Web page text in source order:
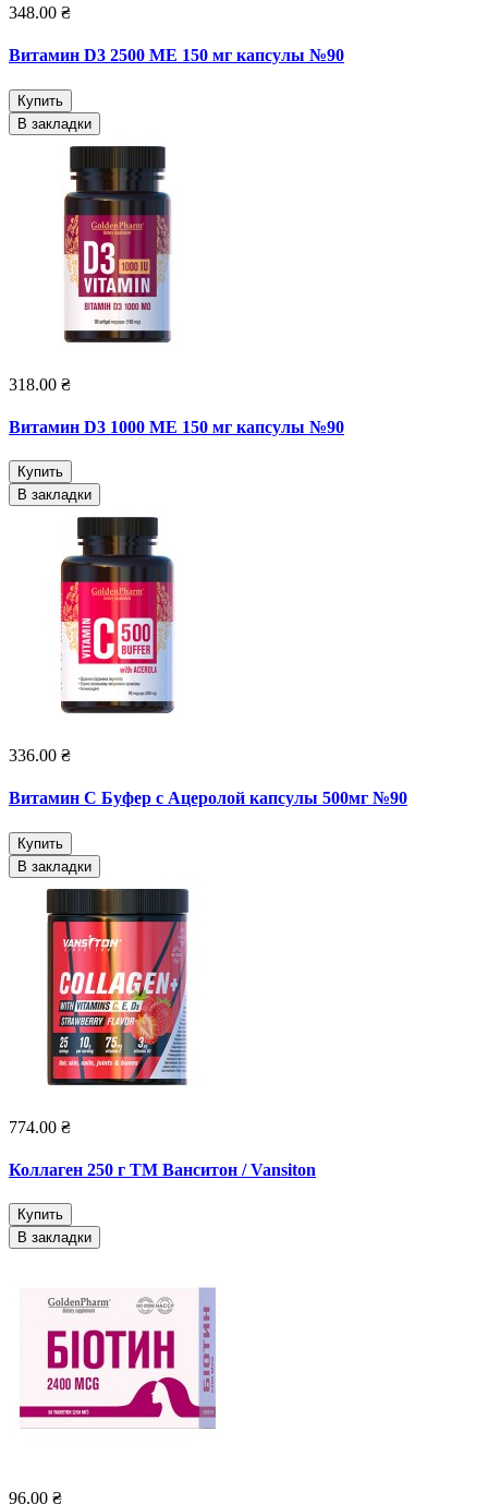
348.00 ₴
Витамин D3 2500 МЕ 150 мг капсулы №90
Купить
В закладки
318.00 ₴
Витамин D3 1000 МЕ 150 мг капсулы №90
Купить
В закладки
336.00 ₴
Витамин С Буфер с Ацеролой капсулы 500мг №90
Купить
В закладки
774.00 ₴
Коллаген 250 г ТМ Ванситон / Vansiton
Купить
В закладки
96.00 ₴